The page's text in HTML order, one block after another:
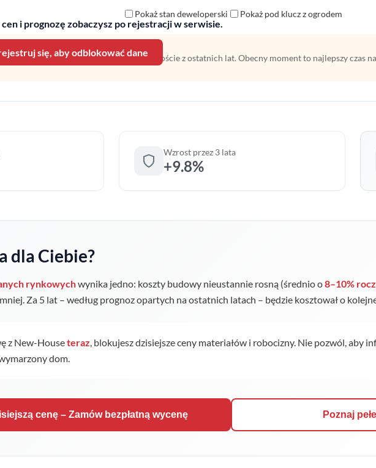
cen i prognozę zobaczysz po rejestracji w serwisie.
się, aby odblokować dane
Pokaż stan deweloperski Pokaż pod klucz z ogrodem
oznacza prognozę opartą na średnim wzroście z ostatnich lat. Obecny moment to najlepszy czas
Wzrost przez 3 lata
+9.8%
dla Ciebie?
rynkowychwynika jedno: koszty budowy nieustannie rosną (średnio o8–10%
Za 5 lat – według prognoz opartych na ostatnich latach – będzie kosztował o
z New-Houseteraz, blokujesz dzisiejsze ceny materiałów i robocizny. Nie pozwól, aby
dom.
cenę – Zamów bezpłatną wycenę Poznaj